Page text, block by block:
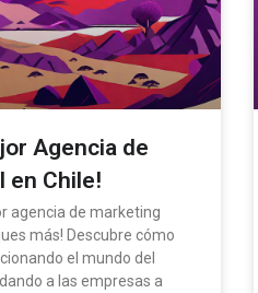
Agencia de
en Chile!
agencia de marketing
más! Descubre cómo
el mundo del
a las empresas a